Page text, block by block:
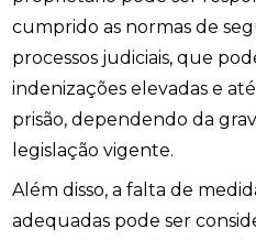
cumprido as normas de
processos judiciais, que
indenizações elevadas e
prisão, dependendo da
legislação vigente.
Além disso, a falta de
adequadas pode ser